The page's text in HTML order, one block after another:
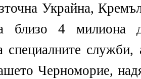
Украйна,
близо 4 милиона
специалните
Черноморие,